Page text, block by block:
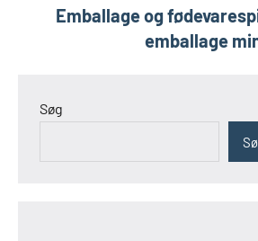
Emballage og
emballage
Søg